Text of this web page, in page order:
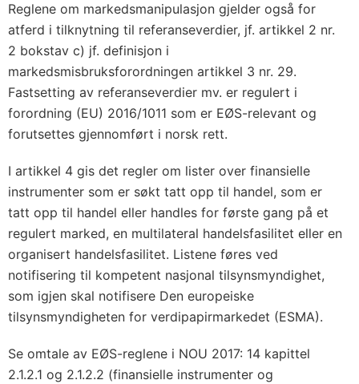
Reglene om markedsmanipulasjon gjelder også for
atferd i tilknytning til referanseverdier, jf. artikkel 2 nr.
2 bokstav c) jf. definisjon i
markedsmisbruksforordningen artikkel 3 nr. 29.
Fastsetting av referanseverdier mv. er regulert i
forordning (EU) 2016/1011 som er EØS-relevant og
forutsettes gjennomført i norsk rett.
I artikkel 4 gis det regler om lister over finansielle
instrumenter som er søkt tatt opp til handel, som er
tatt opp til handel eller handles for første gang på et
regulert marked, en multilateral handelsfasilitet eller en
organisert handelsfasilitet. Listene føres ved
notifisering til kompetent nasjonal tilsynsmyndighet,
som igjen skal notifisere Den europeiske
tilsynsmyndigheten for verdipapirmarkedet (ESMA).
Se omtale av EØS-reglene i NOU 2017: 14 kapittel
2.1.2.1 og 2.1.2.2 (finansielle instrumenter og